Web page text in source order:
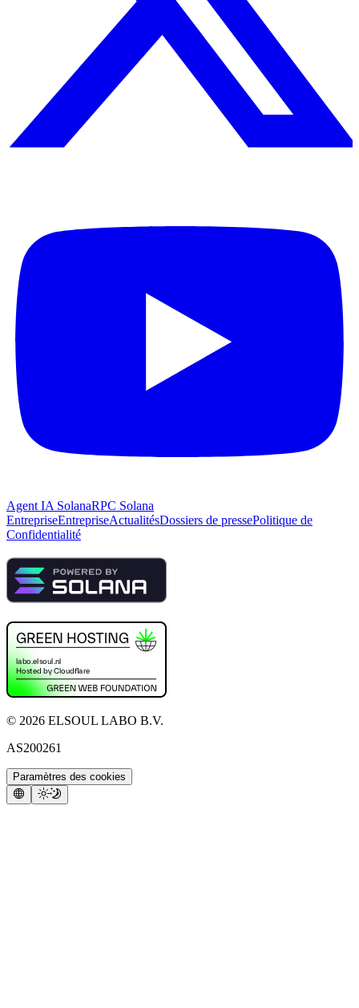
Agent IA SolanaRPC Solana
EntrepriseEntrepriseActualitésDossiers de pressePolitique de
Confidentialité
© 2026 ELSOUL LABO B.V.
AS200261
Paramètres des cookies